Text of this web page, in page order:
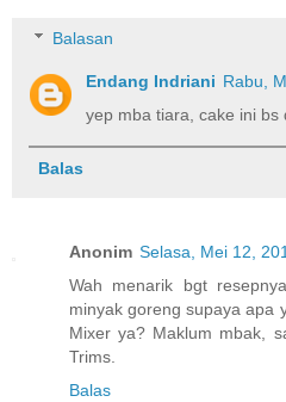
Balasan
Endang Indriani Rabu,
yep mba tiara, cake ini bs
Balas
Anonim Selasa, Mei 12,
Wah menarik bgt
minyak goreng supaya apa
Mixer ya? Maklum mbak,
Trims.
Balas